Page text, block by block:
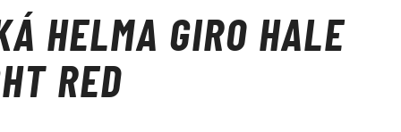
HELMA GIRO HALE
RED